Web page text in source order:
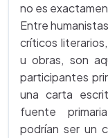
no es
Entre
críticos
u obras, son
participantes
una carta
fuente
podrían ser un